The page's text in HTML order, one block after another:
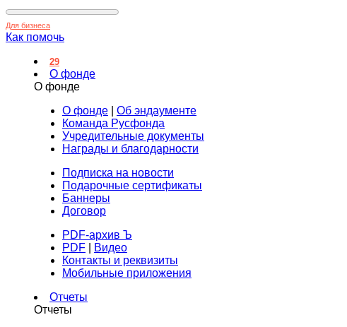
Для бизнеса
Как помочь
29
О фонде
О фонде
О фонде
Об эндаументе
Команда Русфонда
Учредительные документы
Награды и благодарности
Подписка на новости
Подарочные сертификаты
Баннеры
Договор
PDF-архив Ъ
PDF
Видео
Контакты и реквизиты
Мобильные приложения
Отчеты
Отчеты